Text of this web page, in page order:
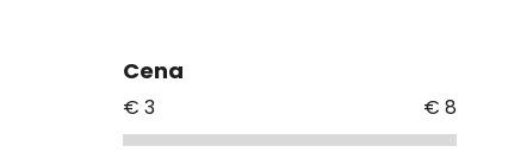
Cena
€ 3 € 8